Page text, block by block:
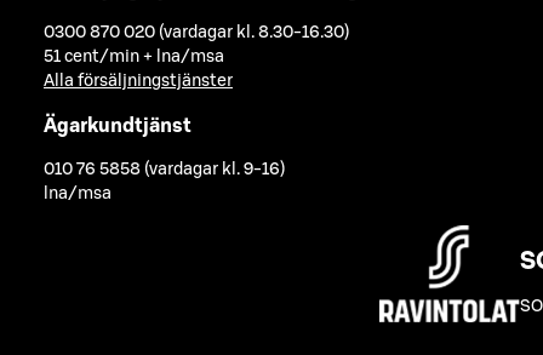
0300 870 020 (vardagar kl. 8.30-16.30)
51 cent/min + lna/msa
Alla försäljningstjänster
Ägarkundtjänst
010 76 5858 (vardagar kl. 9-16)
lna/msa